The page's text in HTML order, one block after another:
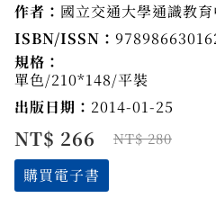
作者： 國立交通大學通識教
ISBN/ISSN：
規格：
單色/210*148/平裝
出版日期： 2014-01-25
NT$ 266 NT$ 280
購買電子書